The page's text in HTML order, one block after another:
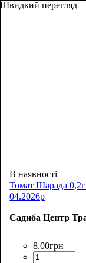
Швидкий перегляд
В наявності
Томат Шарада
04.2026р
Садиба Центр
8.00грн